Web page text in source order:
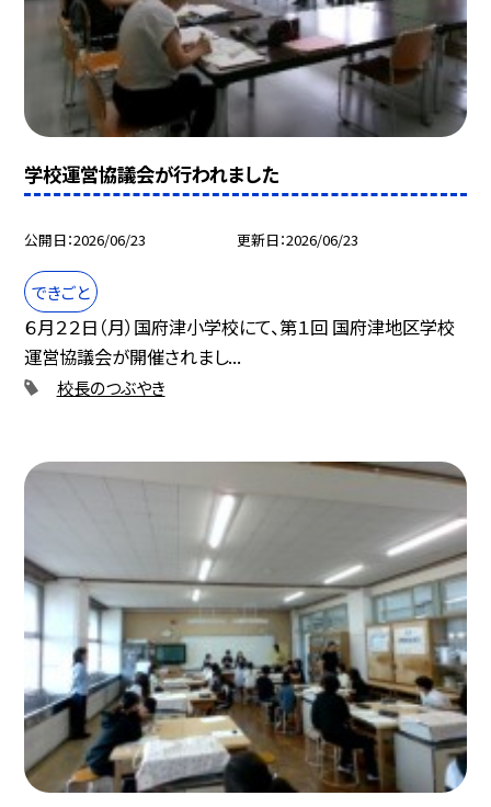
学校運営協議会が行われました
公開日 2026/06/23 更新日 2026/06/23
できごと
６月２２日（月）国府津小学校にて、第１回 国府津地区学校
運営協議会が開催されまし...
校長のつぶやき